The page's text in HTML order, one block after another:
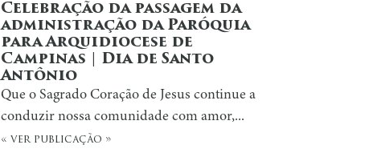
Celebração da passagem da
administração da Paróquia
para Arquidiocese de
Campinas | Dia de Santo
Antônio
Que o Sagrado Coração de Jesus continue a
conduzir nossa comunidade com amor,...
« ver publicação »